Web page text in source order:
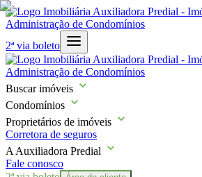
2ª via boleto
Buscar imóveis
Condomínios
Proprietários de imóveis
Corretora de seguros
A Auxiliadora Predial
Fale conosco